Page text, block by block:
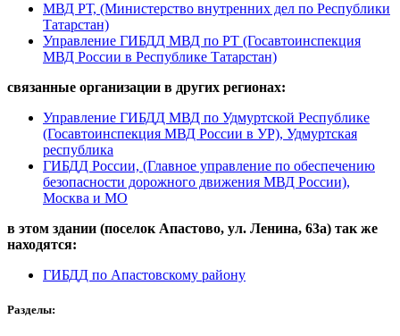
МВД РТ, (Министерство внутренних дел по Республики
Татарстан)
Управление ГИБДД МВД по РТ (Госавтоинспекция
МВД России в Республике Татарстан)
связанные организации в других регионах:
Управление ГИБДД МВД по Удмуртской Республике
(Госавтоинспекция МВД России в УР), Удмуртская
республика
ГИБДД России, (Главное управление по обеспечению
безопасности дорожного движения МВД России),
Москва и МО
в этом здании (поселок Апастово, ул. Ленина, 63а) так же
находятся:
ГИБДД по Апастовскому району
Разделы: